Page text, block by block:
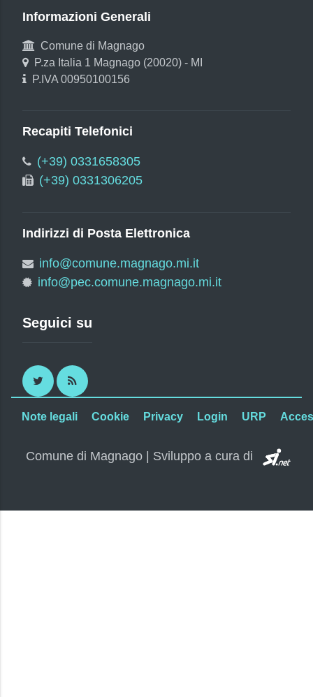
Informazioni Generali
Comune di Magnago
P.za Italia 1 Magnago (20020) - MI
P.IVA 00950100156
Recapiti Telefonici
(+39) 0331658305
(+39) 0331306205
Indirizzi di Posta Elettronica
info@comune.magnago.mi.it
info@pec.comune.magnago.mi.it
Seguici su
Twitter RSS
Note legali Cookie Privacy Login URP
Comune di Magnago | Sviluppo a cura di